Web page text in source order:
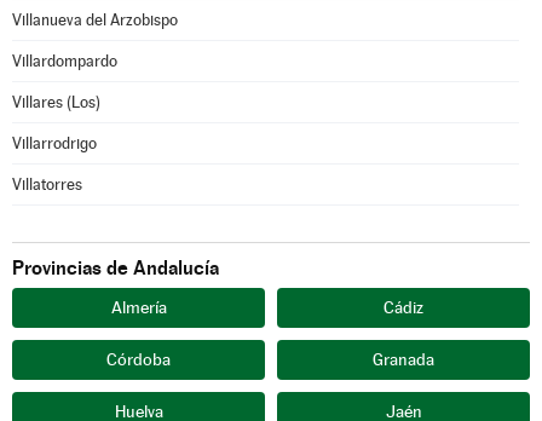
Villanueva del Arzobispo
Villardompardo
Villares (Los)
Villarrodrigo
Villatorres
Provincias de Andalucía
Almería Cádiz
Córdoba Granada
Huelva Jaén